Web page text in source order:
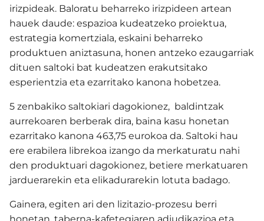
irizpideak. Baloratu beharreko irizpideen artean
hauek daude: espazioa kudeatzeko proiektua,
estrategia komertziala, eskaini beharreko
produktuen aniztasuna, honen antzeko ezaugarriak
dituen saltoki bat kudeatzen erakutsitako
esperientzia eta ezarritako kanona hobetzea.
5 zenbakiko saltokiari dagokionez, baldintzak
aurrekoaren berberak dira, baina kasu honetan
ezarritako kanona 463,75 eurokoa da. Saltoki hau
ere erabilera librekoa izango da merkaturatu nahi
den produktuari dagokionez, betiere merkatuaren
jarduerarekin eta elikadurarekin lotuta badago.
Gainera, egiten ari den lizitazio-prozesu berri